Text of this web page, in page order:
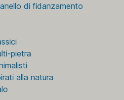
di fidanzamento
pietra
alla natura